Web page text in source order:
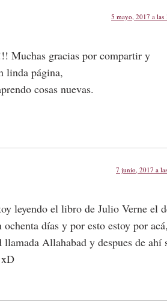
5 mayo, 2017 a las
Muchas gracias por compartir y
linda página,
cosas nuevas.
7 junio, 2017 a
leyendo el libro de Julio Verne el
días y por esto estoy por
llamada Allahabad y despues de ahí